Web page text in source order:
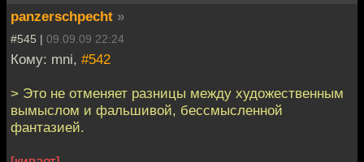
panzerschpecht »
#545 | 09.09.09 22:24
Кому: mni, #542
> Это не отменяет разницы между художественным
вымыслом и фальшивой, бессмысленной
фантазией.